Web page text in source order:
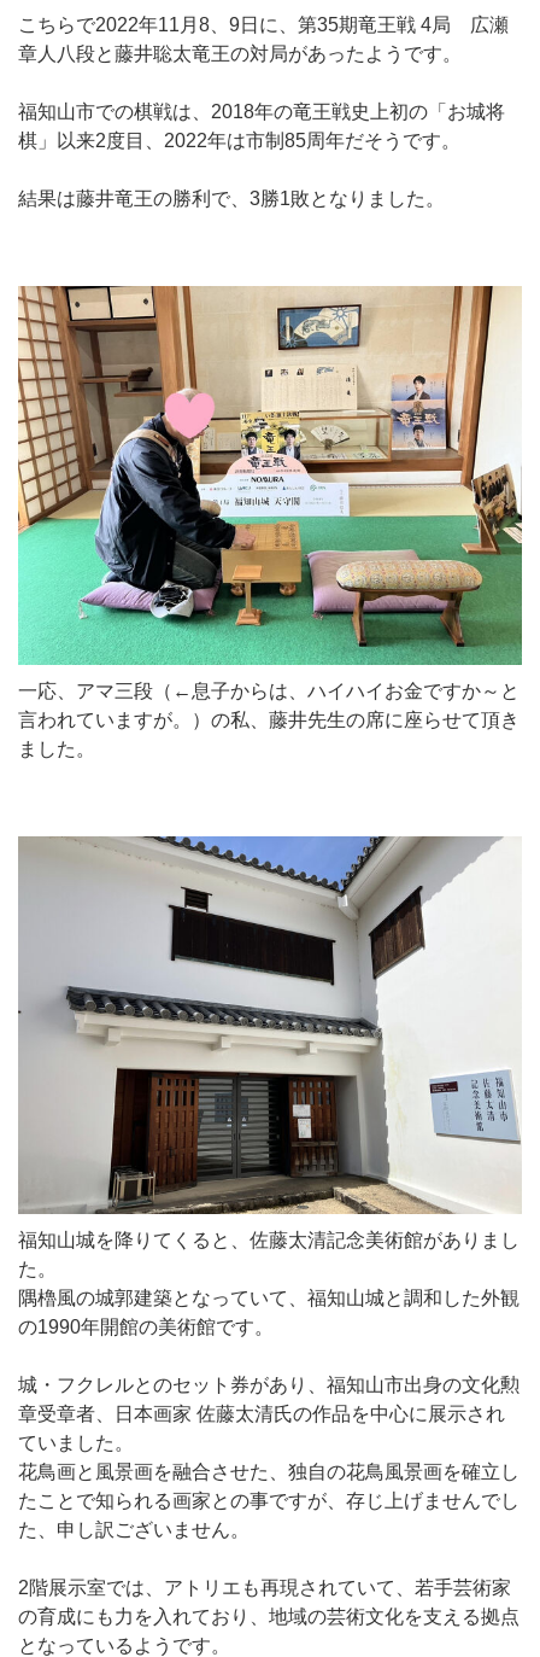
こちらで2022年11月8、9日に、第35期竜王戦 4局 広瀬
章人八段と藤井聡太竜王の対局があったようです。
福知山市での棋戦は、2018年の竜王戦史上初の「お城将
棋」以来2度目、2022年は市制85周年だそうです。
結果は藤井竜王の勝利で、3勝1敗となりました。
一応、アマ三段（←息子からは、ハイハイお金ですか～と
言われていますが。）の私、藤井先生の席に座らせて頂き
ました。
福知山城を降りてくると、佐藤太清記念美術館がありまし
た。
隅櫓風の城郭建築となっていて、福知山城と調和した外観
の1990年開館の美術館です。
城・フクレルとのセット券があり、福知山市出身の文化勲
章受章者、日本画家 佐藤太清氏の作品を中心に展示され
ていました。
花鳥画と風景画を融合させた、独自の花鳥風景画を確立し
たことで知られる画家との事ですが、存じ上げませんでし
た、申し訳ございません。
2階展示室では、アトリエも再現されていて、若手芸術家
の育成にも力を入れており、地域の芸術文化を支える拠点
となっているようです。